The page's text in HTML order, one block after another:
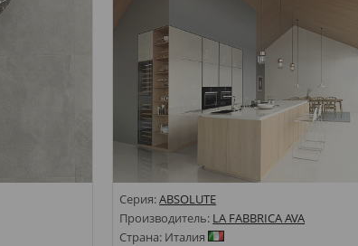
Серия:ABSOLUTE
Производитель: LA FABBRICA AVA
Страна: Италия